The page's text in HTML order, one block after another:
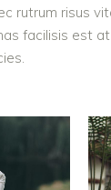
rutrum risus
facilisis est